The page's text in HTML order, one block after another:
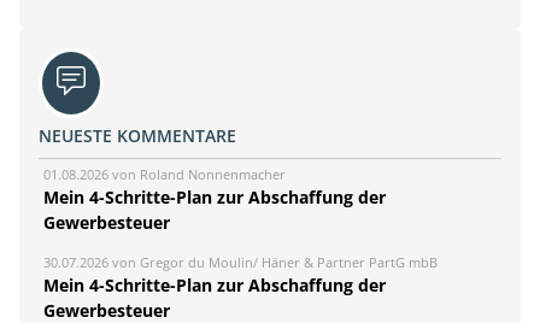
NEUESTE KOMMENTARE
01.08.2026 von Roland Nonnenmacher
Mein 4-Schritte-Plan zur Abschaffung der
Gewerbesteuer
30.07.2026 von Gregor du Moulin/ Häner & Partner PartG mbB
Mein 4-Schritte-Plan zur Abschaffung der
Gewerbesteuer